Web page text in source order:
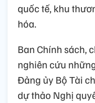
quốc tế, khu
hóa.
Ban Chính sách,
nghiên cứu
Đảng ủy Bộ Tài
dự thảo Nghị